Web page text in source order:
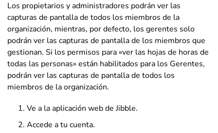
Los propietarios y administradores podrán ver las
capturas de pantalla de todos los miembros de la
organización, mientras, por defecto, los gerentes solo
podrán ver las capturas de pantalla de los miembros que
gestionan. Si los permisos para «ver las hojas de horas de
todas las personas» están habilitados para los Gerentes,
podrán ver las capturas de pantalla de todos los
miembros de la organización.
Ve a la aplicación web de Jibble.
Accede a tu cuenta.